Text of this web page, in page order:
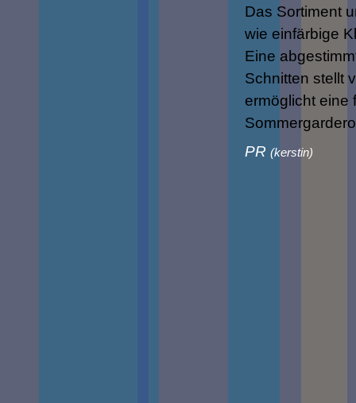
Das Sortiment
wie einfärbige
Eine
Schnitten stellt
ermöglicht eine
PR (kerstin)